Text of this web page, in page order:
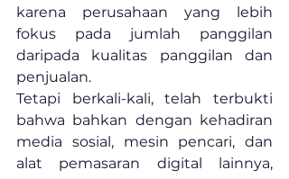
karena perusahaan yang lebih
fokus pada jumlah panggilan
daripada kualitas panggilan dan
penjualan.
Tetapi berkali-kali, telah terbukti
bahwa bahkan dengan kehadiran
media sosial, mesin pencari, dan
alat pemasaran digital lainnya,